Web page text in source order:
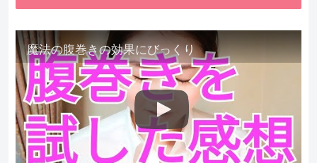
魔法の腹巻きの効果にびっくり